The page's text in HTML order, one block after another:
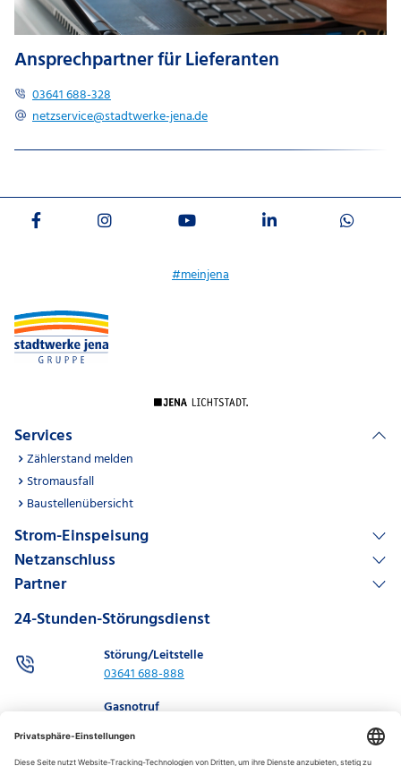
Ansprechpartner für Lieferanten
03641 688-328
netzservice@​stadtwerke-jena.de
#meinjena
Services
Zählerstand melden
Stromausfall
Baustellenübersicht
Strom-Einspeisung
Netzanschluss
Partner
24-Stunden-Störungsdienst
Störung/Leitstelle
03641 688-888
Gasnotruf
03641 688-886
0800 0688 886